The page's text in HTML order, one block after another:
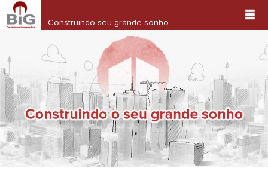
Construindo seu grande sonho
Contato